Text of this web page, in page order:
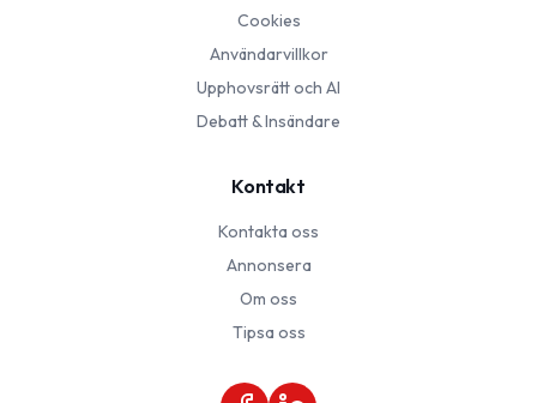
Cookies
Användarvillkor
Upphovsrätt och AI
Debatt & Insändare
Kontakt
Kontakta oss
Annonsera
Om oss
Tipsa oss